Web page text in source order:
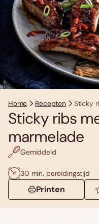
Home Recepten Sticky
Sticky ribs
marmelade
Gemiddeld
30 min. bereidingstijd
Printen